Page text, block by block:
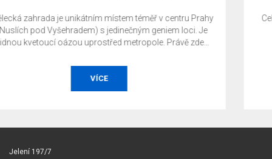
Je
Celková částka za ubytování bude stažena z platební
v den vytvoření rezervace a je nevratná.
Jelení 197/7